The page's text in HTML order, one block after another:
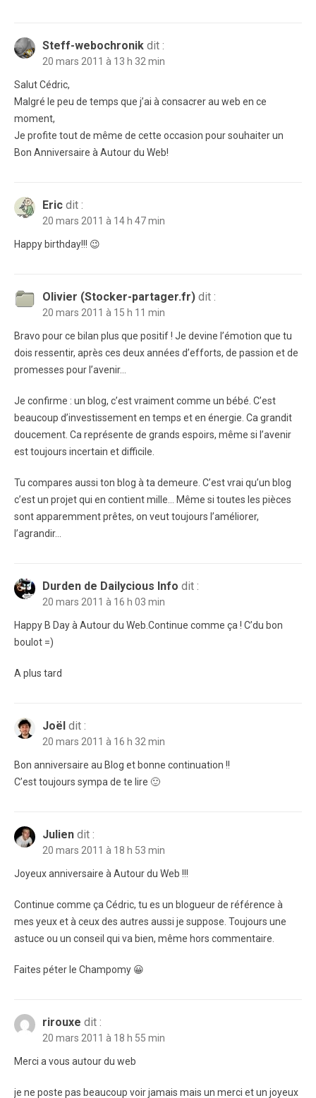
Steff-webochronik dit :
20 mars 2011 à 13 h 32 min
Salut Cédric,
Malgré le peu de temps que j’ai à consacrer au web en ce
moment,
Je profite tout de même de cette occasion pour souhaiter un
Bon Anniversaire à Autour du Web!
Eric dit :
20 mars 2011 à 14 h 47 min
Happy birthday!!! 😉
Olivier (Stocker-partager.fr) dit :
20 mars 2011 à 15 h 11 min
Bravo pour ce bilan plus que positif ! Je devine l’émotion que tu
dois ressentir, après ces deux années d’efforts, de passion et de
promesses pour l’avenir…
Je confirme : un blog, c’est vraiment comme un bébé. C’est
beaucoup d’investissement en temps et en énergie. Ca grandit
doucement. Ca représente de grands espoirs, même si l’avenir
est toujours incertain et difficile.
Tu compares aussi ton blog à ta demeure. C’est vrai qu’un blog
c’est un projet qui en contient mille… Même si toutes les pièces
sont apparemment prêtes, on veut toujours l’améliorer,
l’agrandir…
Durden de Dailycious Info dit :
20 mars 2011 à 16 h 03 min
Happy B Day à Autour du Web.Continue comme ça ! C’du bon
boulot =)
A plus tard
Joël dit :
20 mars 2011 à 16 h 32 min
Bon anniversaire au Blog et bonne continuation !!
C’est toujours sympa de te lire 🙂
Julien dit :
20 mars 2011 à 18 h 53 min
Joyeux anniversaire à Autour du Web !!!
Continue comme ça Cédric, tu es un blogueur de référence à
mes yeux et à ceux des autres aussi je suppose. Toujours une
astuce ou un conseil qui va bien, même hors commentaire.
Faites péter le Champomy 😀
rirouxe dit :
20 mars 2011 à 18 h 55 min
Merci a vous autour du web
je ne poste pas beaucoup voir jamais mais un merci et un joyeux